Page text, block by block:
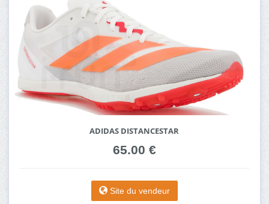
ADIDAS DISTANCESTAR
65.00 €
Site du vendeur